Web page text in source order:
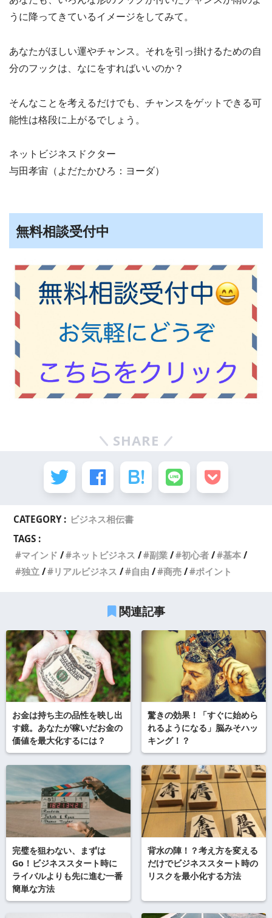
うに降ってきているイメージをしてみて。
あなたがほしい運やチャンス。それを引っ掛けるための自
分のフックは、なにをすればいいのか？
そんなことを考えるだけでも、チャンスをゲットできる可
能性は格段に上がるでしょう。
ネットビジネスドクター
与田孝宙（よだたかひろ：ヨーダ）
無料相談受付中
SHARE
CATEGORY : ビジネス相伝書
TAGS :
マインド
ネットビジネス 副業 初心者
基本
独立
リアルビジネス 自由 商売 ポイント
関連記事
お金は持ち主の品性を映し出
す鏡。あなたが稼いだお金の
価値を最大化するには？
驚きの効果！「すぐに始めら
れるようになる」脳みそハッ
キング！？
完璧を狙わない、まずは
Go！ビジネススタート時に
ライバルよりも先に進む一番
簡単な方法
背水の陣！？考え方を変える
だけでビジネススタート時の
リスクを最小化する方法